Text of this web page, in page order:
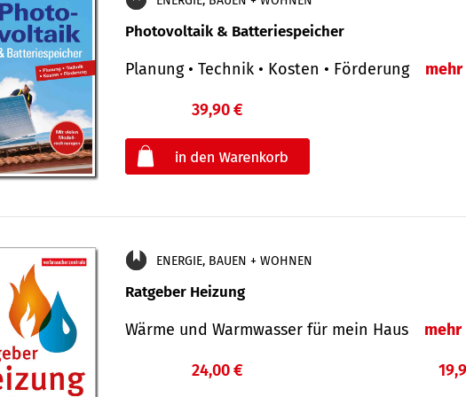
Photovoltaik & Batteriespeicher
Planung • Technik • Kosten • Förderung mehr
39,90 €
ENERGIE, BAUEN + WOHNEN
Ratgeber Heizung
Wärme und Warmwasser für mein Haus mehr
24,00 €